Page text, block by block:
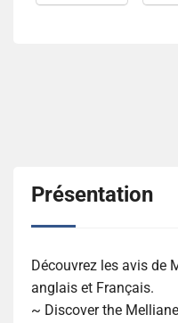
Présentation
Découvrez les avis de
anglais et Français.
~ Discover the